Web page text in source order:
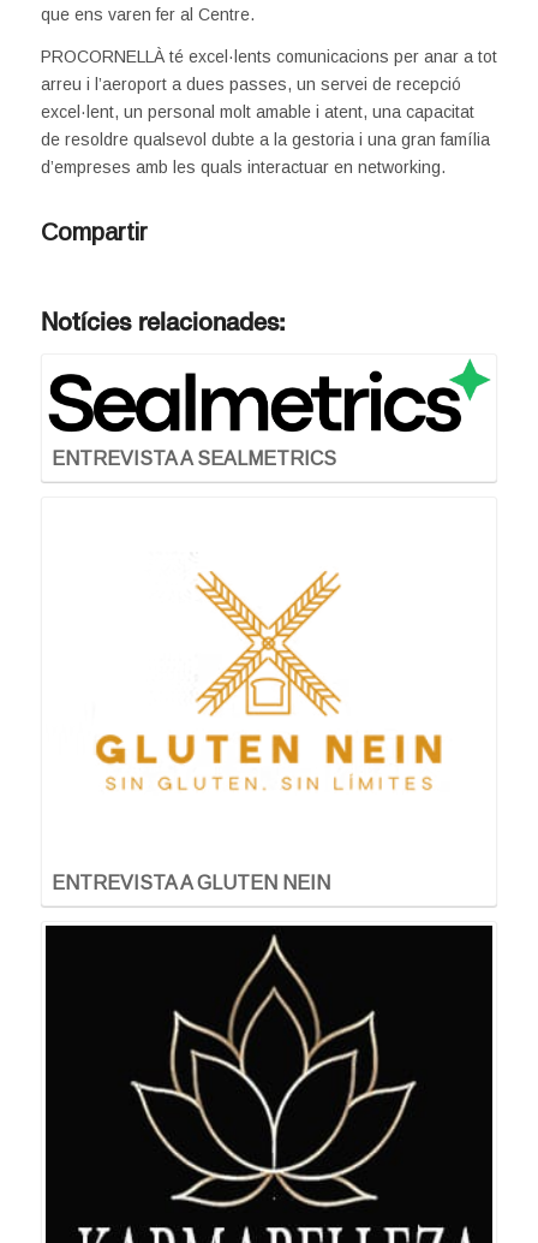
que ens varen fer al Centre.
PROCORNELLÀ té excel·lents comunicacions per anar a tot
arreu i l’aeroport a dues passes, un servei de recepció
excel·lent, un personal molt amable i atent, una capacitat
de resoldre qualsevol dubte a la gestoria i una gran família
d’empreses amb les quals interactuar en networking.
Compartir
Notícies relacionades:
ENTREVISTA A SEALMETRICS
ENTREVISTA A GLUTEN NEIN